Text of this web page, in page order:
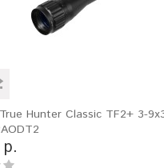
True Hunter Classic TF2+ 3-